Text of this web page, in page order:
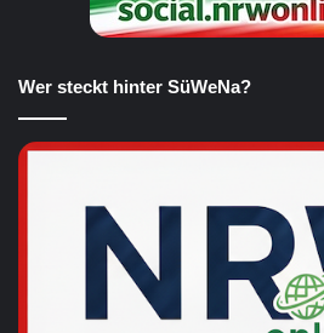
Wer steckt hinter SüWeNa?